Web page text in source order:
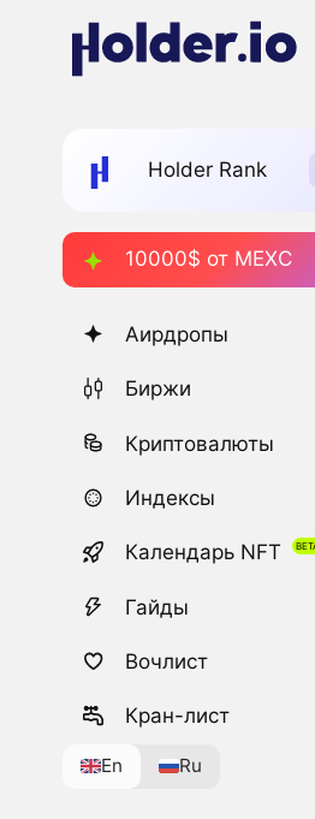
Holder Rank
10000$ от MEXC
Аирдропы
Биржи
Криптовалюты
Индексы
Календарь NFT
Гайды
Вочлист
Кран-лист
En Ru